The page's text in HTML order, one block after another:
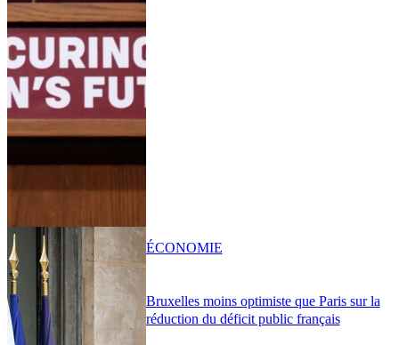
Bruxelles moins optimiste que Paris sur la
réduction du déficit public français
ÉCONOMIE